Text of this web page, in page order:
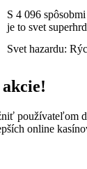
S 4 096
je to svet
Svet hazardu:
používateľom
online